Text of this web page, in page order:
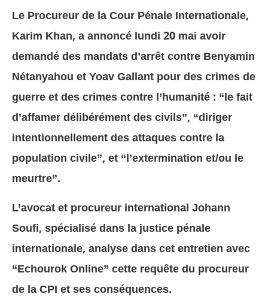
Le Procureur de la Cour Pénale Internationale,
Karim Khan, a annoncé lundi 20 mai avoir
demandé des mandats d’arrêt contre Benyamin
Nétanyahou et Yoav Gallant pour des crimes de
guerre et des crimes contre l’humanité : “le fait
d’affamer délibérément des civils”, “diriger
intentionnellement des attaques contre la
population civile”, et “l’extermination et/ou le
meurtre”.
L’avocat et procureur international Johann
Soufi, spécialisé dans la justice pénale
internationale, analyse dans cet entretien avec
“Echourok Online” cette requête du procureur
de la CPI et ses conséquences.